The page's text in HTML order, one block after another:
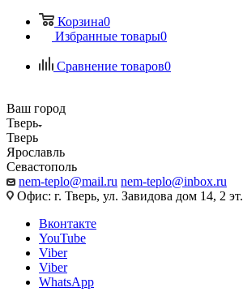
Корзина0
Избранные товары0
Сравнение товаров0
Ваш город
Тверь
Тверь
Ярославль
Севастополь
nem-teplo@mail.ru nem-teplo@inbox.ru
Офис: г. Тверь, ул. Завидова дом 14, 2 эт.
Вконтакте
YouTube
Viber
Viber
WhatsApp